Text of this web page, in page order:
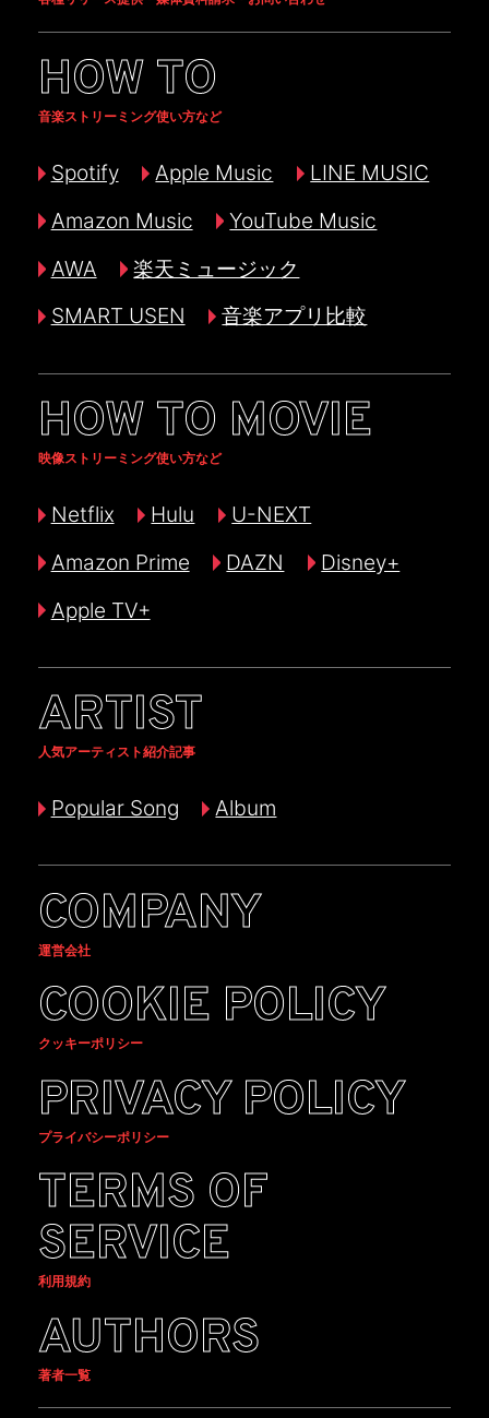
HOW TO
音楽ストリーミング使い方など
Spotify Apple Music
LINE MUSIC
Amazon Music
YouTube Music
AWA
楽天ミュージック
SMART USEN
音楽アプリ比較
HOW TO MOVIE
映像ストリーミング使い方など
Netflix Hulu
U-NEXT
Amazon Prime
DAZN
Disney+
Apple TV+
ARTIST
人気アーティスト紹介記事
Popular Song Album
COMPANY
運営会社
COOKIE POLICY
クッキーポリシー
PRIVACY POLICY
プライバシーポリシー
TERMS OF
SERVICE
利用規約
AUTHORS
著者一覧